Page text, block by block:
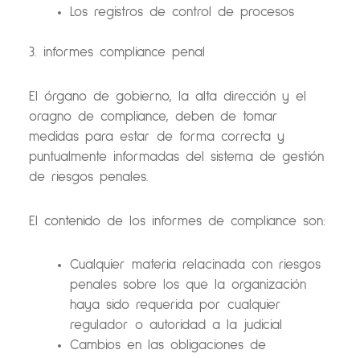
Los registros de control de procesos
3. informes compliance penal
El órgano de gobierno, la alta dirección y el
oragno de compliance, deben de tomar
medidas para estar de forma correcta y
puntualmente informadas del sistema de gestión
de riesgos penales.
El contenido de los informes de compliance son:
Cualquier materia relacinada con riesgos
penales sobre los que la organización
haya sido requerida por cualquier
regulador o autoridad a la judicial
Cambios en las obligaciones de